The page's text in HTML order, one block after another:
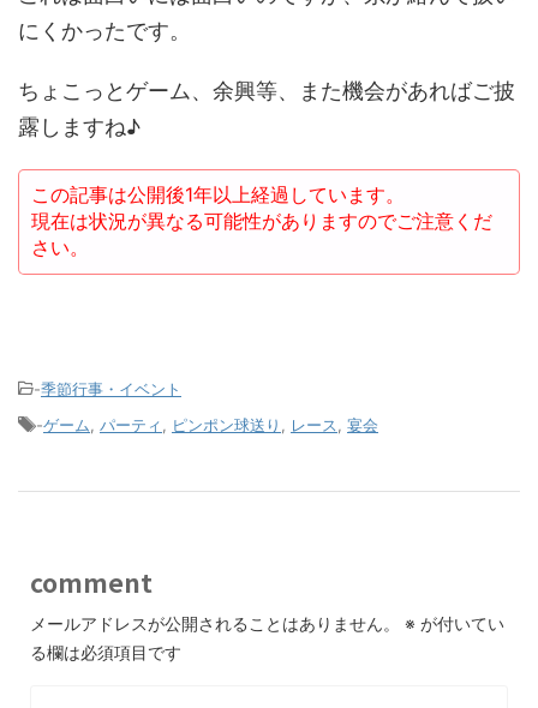
にくかったです。
ちょこっとゲーム、余興等、また機会があればご披
露しますね♪
この記事は公開後1年以上経過しています。
現在は状況が異なる可能性がありますのでご注意くだ
さい。
-季節行事・イベント
-ゲーム パーティ ピンポン球送り レース 宴会
comment
メールアドレスが公開されることはありません。 ※ が付いてい
る欄は必須項目です